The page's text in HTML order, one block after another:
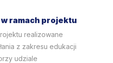
w ramach projektu
realizowane
z zakresu edukacji
udziale